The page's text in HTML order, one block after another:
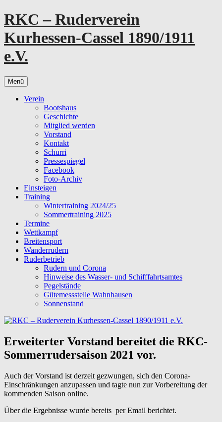
Zum
Inhalt
springen
RKC – Ruderverein
Kurhessen-Cassel 1890/1911
e.V.
Menü
Verein
Bootshaus
Geschichte
Mitglied werden
Vorstand
Kontakt
Schurri
Pressespiegel
Facebook
Foto-Archiv
Einsteigen
Training
Wintertraining 2024/25
Sommertraining 2025
Termine
Wettkampf
Breitensport
Wanderrudern
Ruderbetrieb
Rudern und Corona
Hinweise des Wasser- und Schifffahrtsamtes
Pegelstände
Gütemessstelle Wahnhausen
Sonnenstand
Erweiterter Vorstand bereitet die RKC-
Sommerrudersaison 2021 vor.
Auch der Vorstand ist derzeit gezwungen, sich den Corona-
Einschränkungen anzupassen und tagte nun zur Vorbereitung der
kommenden Saison online.
Über die Ergebnisse wurde bereits per Email berichtet.